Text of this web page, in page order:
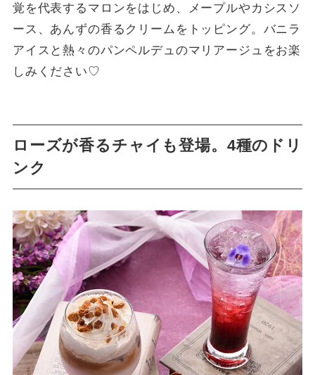
覚を代表するマロンをはじめ、メープルやカシスソ
ース、あんずの香るクリームをトッピング。バニラ
アイスと熱々のパンペルデュのマリアージュをお楽
しみください♡
ローズが香るチャイも登場。4種のドリ
ンク